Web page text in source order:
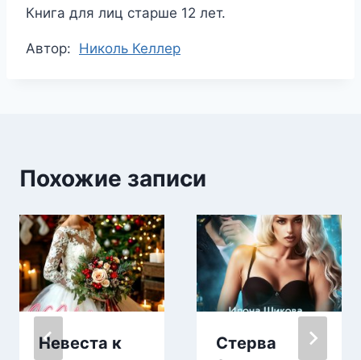
Книга для лиц старше 12 лет.
Метки
Автор: Николь Келлер
Похожие записи
Невеста к
Стерва